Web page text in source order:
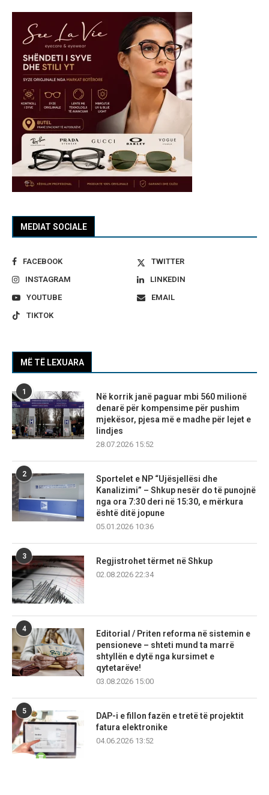
MEDIAT SOCIALE
FACEBOOK
TWITTER
INSTAGRAM
LINKEDIN
YOUTUBE
EMAIL
TIKTOK
MË TË LEXUARA
1
Në korrik janë paguar mbi 560 milionë
denarë për kompensime për pushim
mjekësor, pjesa më e madhe për lejet e
lindjes
28.07.2026 15:52
2
Sportelet e NP “Ujësjellësi dhe
Kanalizimi” – Shkup nesër do të punojnë
nga ora 7:30 deri në 15:30, e mërkura
është ditë jopune
05.01.2026 10:36
3
Regjistrohet tërmet në Shkup
02.08.2026 22:34
4
Editorial / Priten reforma në sistemin e
pensioneve – shteti mund ta marrë
shtyllën e dytë nga kursimet e
qytetarëve!
03.08.2026 15:00
5
DAP-i e fillon fazën e tretë të projektit
fatura elektronike
04.06.2026 13:52